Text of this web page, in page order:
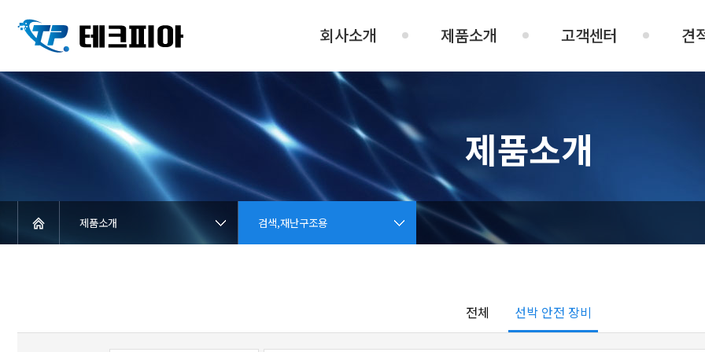
회사소개 제품소개 고객센터 견
제품소개
제품소개 검색,재난구조용
전체 선박 안전 장비